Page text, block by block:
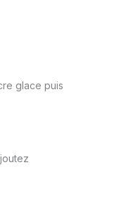
glace puis